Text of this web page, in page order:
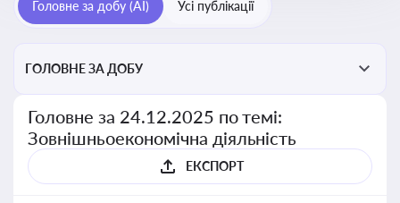
Головне за добу (AI) Усі публікації
ГОЛОВНЕ ЗА ДОБУ
Головне за 24.12.2025 по темі:
Зовнішньоекономічна діяльність
ЕКСПОРТ